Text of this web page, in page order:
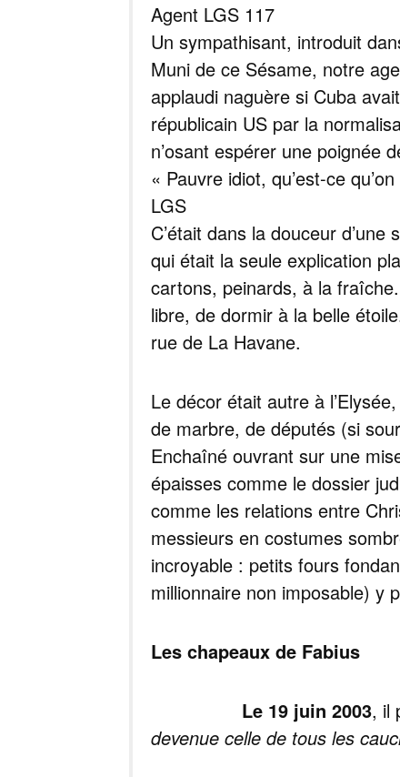
Agent LGS 117
Un sympathisant, introduit
Muni de ce Sésame, notre
applaudi naguère si Cuba
républicain US par la
n’osant espérer une poignée
« Pauvre idiot, qu’est-ce
LGS
C’était dans la douceur
qui était la seule explication
cartons, peinards, à la
libre, de dormir à la belle
rue de La Havane.
Le décor était autre à
de marbre, de députés (si
Enchaîné ouvrant sur une
épaisses comme le dossier
comme les relations entre
messieurs en costumes
incroyable : petits fours
millionnaire non imposable) y
Les chapeaux de Fabius
Le 19 juin 2003, il
devenue celle de tous les